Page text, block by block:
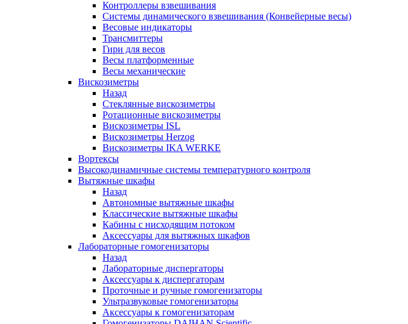
Контроллеры взвешивания
Системы динамического взвешивания (Конвейерные весы)
Весовые индикаторы
Трансмиттеры
Гири для весов
Весы платформенные
Весы механические
Вискозиметры
Назад
Стеклянные вискозиметры
Ротационные вискозиметры
Вискозиметры ISL
Вискозиметры Herzog
Вискозиметры IKA WERKE
Вортексы
Высокодинамичные системы температурного контроля
Вытяжные шкафы
Назад
Автономные вытяжные шкафы
Классические вытяжные шкафы
Кабины с нисходящим потоком
Аксессуары для вытяжных шкафов
Лабораторные гомогенизаторы
Назад
Лабораторные диспергаторы
Аксессуары к диспергаторам
Проточные и ручные гомогенизаторы
Ультразвуковые гомогенизаторы
Аксессуары к гомогенизаторам